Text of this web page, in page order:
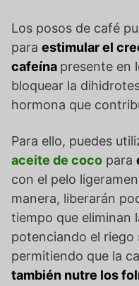
Los posos de café
para estimular el
cafeína presente en
bloquear la
hormona que
Para ello, puedes
aceite de coco para
con el pelo
manera, liberarán
tiempo que eliminan
potenciando el riego
permitiendo que la
también nutre los